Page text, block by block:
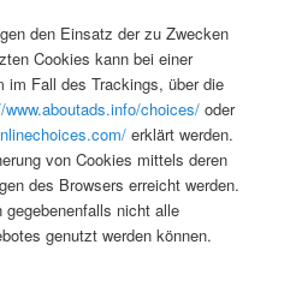
den Einsatz der zu Zwecken
Cookies kann bei einer
im Fall des Trackings, über die
www.aboutads.info/choices/ oder
erklärt werden.
von Cookies mittels deren
des Browsers erreicht werden.
nicht alle
genutzt werden können.